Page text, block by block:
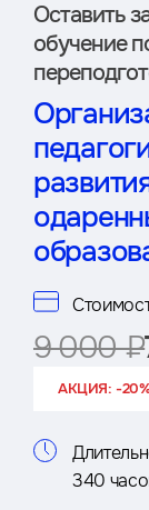
Оставить
обучение
9 000 ₽
АКЦИЯ: -
340